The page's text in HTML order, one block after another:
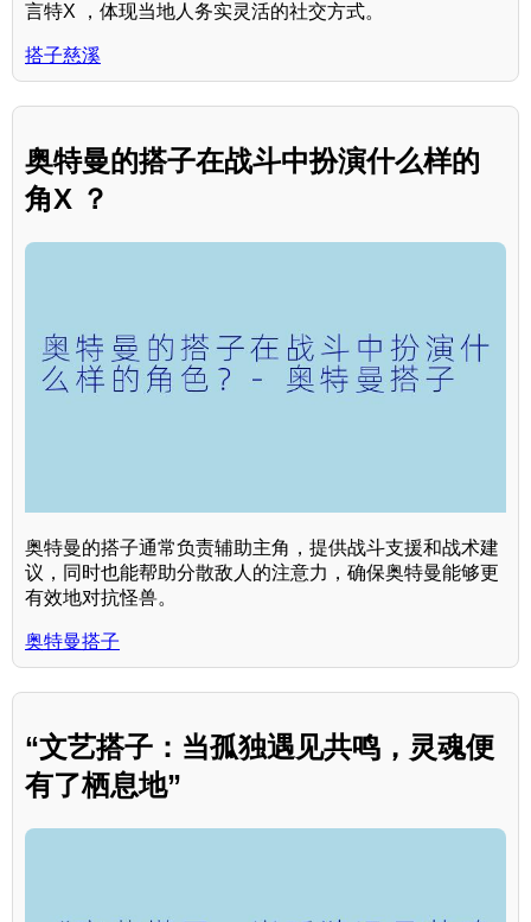
言特X ，体现当地人务实灵活的社交方式。
搭子慈溪
奥特曼的搭子在战斗中扮演什么样的
角X ？
奥特曼的搭子通常负责辅助主角，提供战斗支援和战术建
议，同时也能帮助分散敌人的注意力，确保奥特曼能够更
有效地对抗怪兽。
奥特曼搭子
“文艺搭子：当孤独遇见共鸣，灵魂便
有了栖息地”